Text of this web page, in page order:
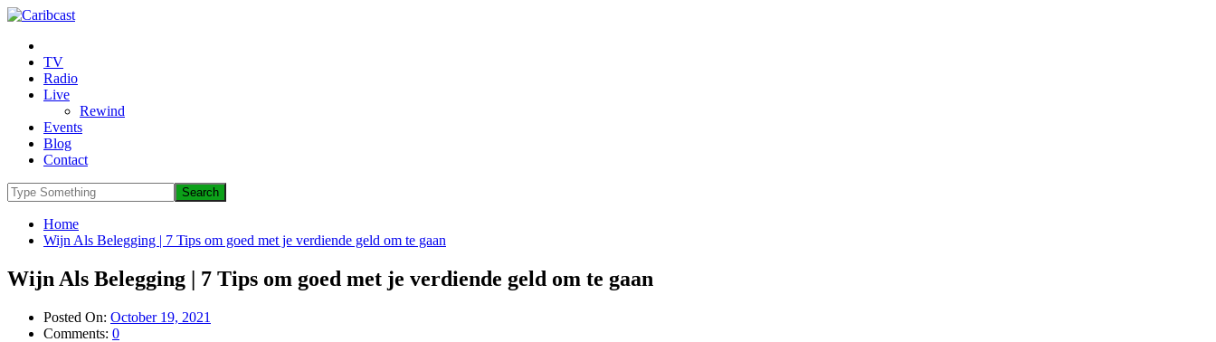
TV
Radio
Live
Rewind
Events
Blog
Contact
Home
Wijn Als Belegging | 7 Tips om goed met je verdiende geld om te gaan
Wijn Als Belegging | 7 Tips om goed met je verdiende geld om te gaan
Posted On: October 19, 2021
Comments: 0